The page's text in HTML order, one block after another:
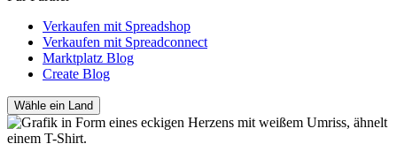
Verkaufen mit Spreadshop
Verkaufen mit Spreadconnect
Marktplatz Blog
Create Blog
Wähle ein Land